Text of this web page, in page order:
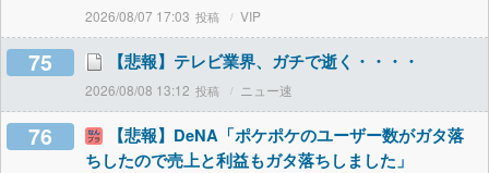
2026/08/07 17:03 VIP
75 【悲報】テレビ業界、ガチで逝く・・・・
2026/08/08 13:12 ニュー速
76
【悲報】DeNA「ポケポケのユーザー数がガタ落
ちしたので売上と利益もガタ落ちしました」